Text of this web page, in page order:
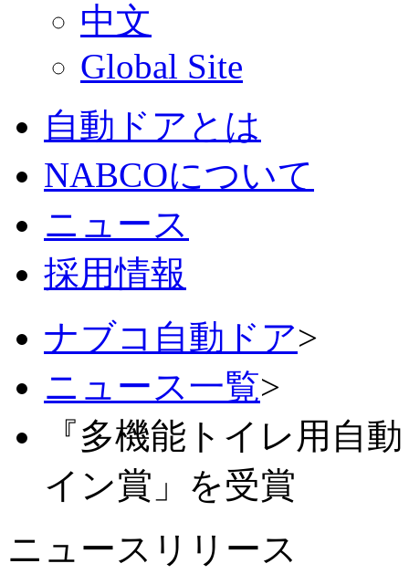
中文
Global Site
自動ドアとは
NABCOについて
ニュース
採用情報
ナブコ自動ドア>
ニュース一覧>
『多機能トイレ用自
イン賞」を受賞
ニュースリリース